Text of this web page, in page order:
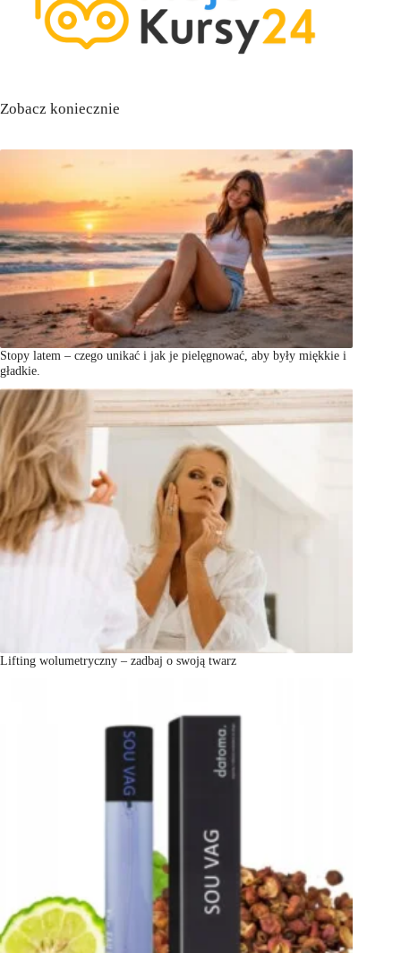
Zobacz koniecznie
Stopy latem – czego unikać i jak je pielęgnować, aby były miękkie i
gładkie.
Lifting wolumetryczny – zadbaj o swoją twarz